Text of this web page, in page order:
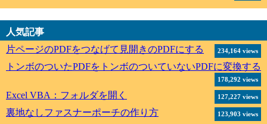
人気記事
片ページのPDFをつなげて見開きのPDFにする
234,164 views
トンボのついたPDFをトンボのついていないPDFに変換する
178,292 views
Excel VBA：フォルダを開く 127,227 views
裏地なしファスナーポーチの作り方 123,903 views